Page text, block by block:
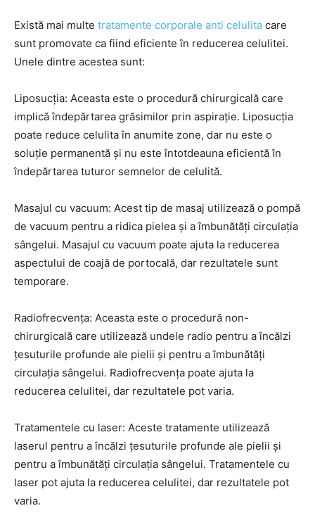
Există mai multe tratamente corporale anti celulita care
sunt promovate ca fiind eficiente în reducerea celulitei.
Unele dintre acestea sunt:
Liposucția: Aceasta este o procedură chirurgicală care
implică îndepărtarea grăsimilor prin aspirație. Liposucția
poate reduce celulita în anumite zone, dar nu este o
soluție permanentă și nu este întotdeauna eficientă în
îndepărtarea tuturor semnelor de celulită.
Masajul cu vacuum: Acest tip de masaj utilizează o pompă
de vacuum pentru a ridica pielea și a îmbunătăți circulația
sângelui. Masajul cu vacuum poate ajuta la reducerea
aspectului de coajă de portocală, dar rezultatele sunt
temporare.
Radiofrecvența: Aceasta este o procedură non-
chirurgicală care utilizează undele radio pentru a încălzi
țesuturile profunde ale pielii și pentru a îmbunătăți
circulația sângelui. Radiofrecvența poate ajuta la
reducerea celulitei, dar rezultatele pot varia.
Tratamentele cu laser: Aceste tratamente utilizează
laserul pentru a încălzi țesuturile profunde ale pielii și
pentru a îmbunătăți circulația sângelui. Tratamentele cu
laser pot ajuta la reducerea celulitei, dar rezultatele pot
varia.